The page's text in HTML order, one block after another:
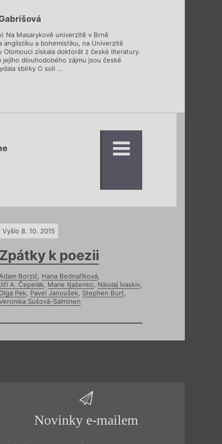
Na Masarykově univerzitě v Brně
anglistiku a bohemistiku, na Univerzitě
Olomouci získala doktorát z české literatury.
jejího dlouhodobého zájmu jsou české
sbírky O soli ...
Vyšlo 8. 10. 2015
k poezii
Borzič, Hana Bednaříková,
A. Čepelák, Marie Iljašenko, Nikolaj Ivaskiv,
Pek, Pavel Janoušek, Stephen Burt,
Sušová-Salminen
Novinky e-mailem